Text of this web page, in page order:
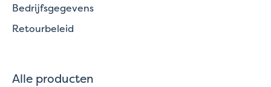
Bedrijfsgegevens
Retourbeleid
Alle producten